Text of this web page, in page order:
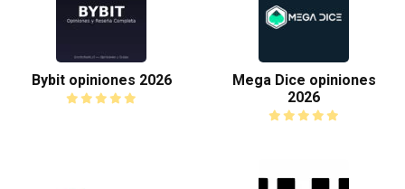
Bybit opiniones 2026
Mega Dice opiniones
2026